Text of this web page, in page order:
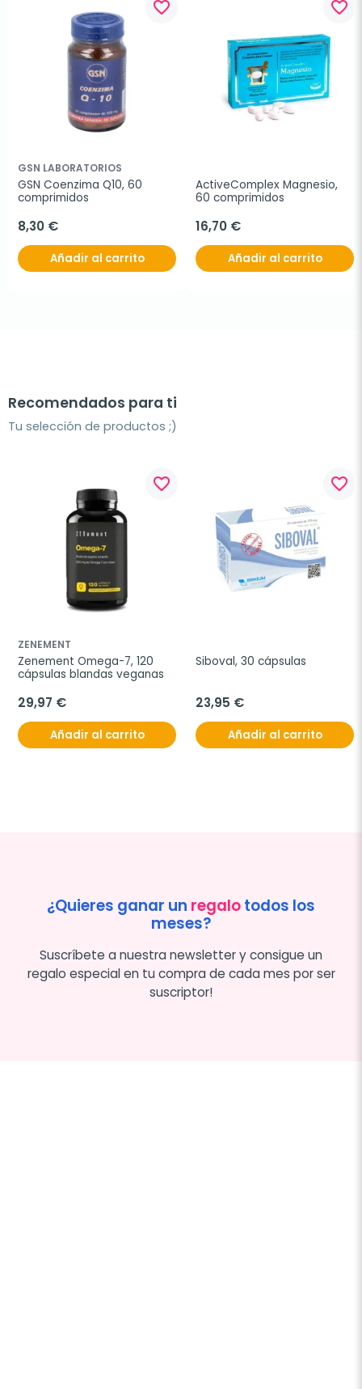
favorite_border
GSN LABORATORIOS
GSN Coenzima Q10, 60
comprimidos
8,30 €
Añadir al carrito
favorite_border
ActiveComplex Magnesio,
60 comprimidos
16,70 €
Añadir al carrito
Recomendados para ti
Tu selección de productos ;)
favorite_border
ZENEMENT
Zenement Omega-7, 120
cápsulas blandas veganas
29,97 €
Añadir al carrito
favorite_border
Siboval, 30 cápsulas
23,95 €
Añadir al carrito
¿Quieres ganar un regalotodos los
meses?
Suscríbete a nuestra newsletter y consigue un
regalo especial en tu compra de cada mes por ser
suscriptor!